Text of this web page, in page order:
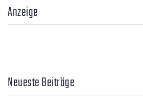
Anzeige
Neueste Beiträge